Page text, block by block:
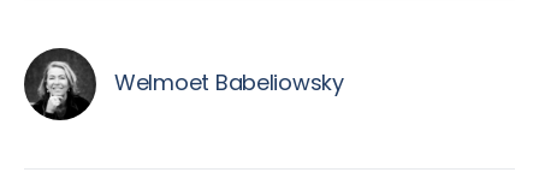
Welmoet Babeliowsky